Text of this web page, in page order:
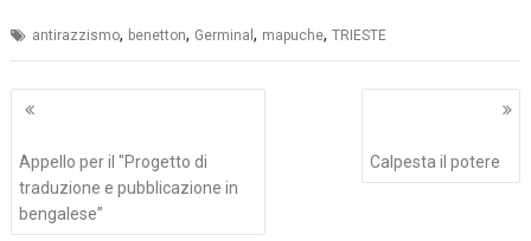
antirazzismo, benetton, Germinal, mapuche,TRIESTE
Navigazione
Appello per il "Progetto di
traduzione e pubblicazione in
bengalese”
Calpesta il potere